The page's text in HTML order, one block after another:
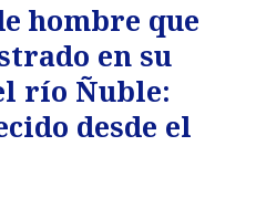
hombre que
en su
río Ñuble:
desde el